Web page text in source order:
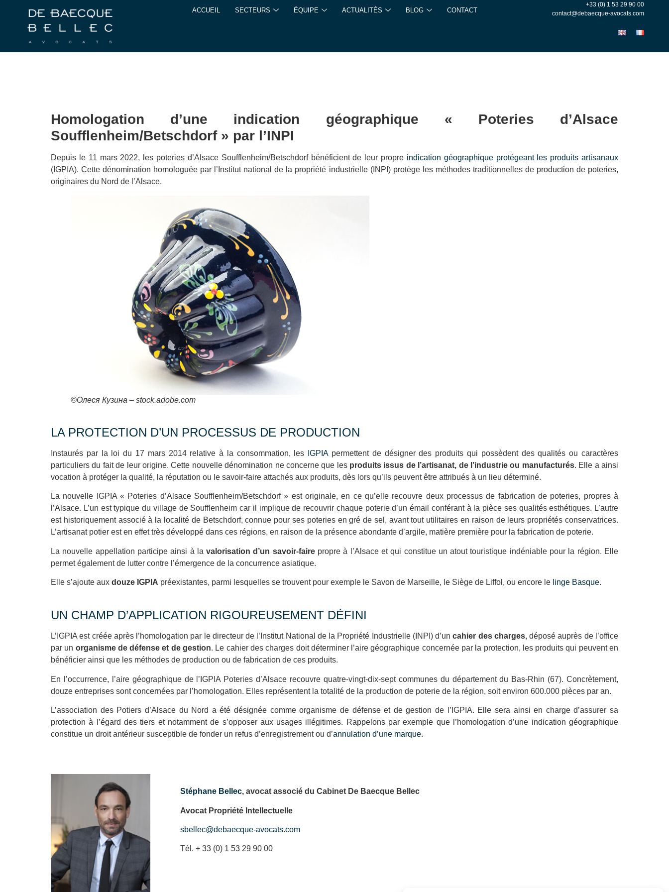
ACCUEIL SECTEURS ÉQUIPE ACTUALITÉS BLOG CONTACT
+33 (0) 1 53 29 90 00
contact@debaecque-avocats.com
Homologation d’une indication géographique « Poteries d’Alsace
Soufflenheim/Betschdorf » par l’INPI
Depuis le 11 mars 2022, les poteries d’Alsace Soufflenheim/Betschdorf bénéficient de leur propre indication géographique protégeant les produits artisanaux
(IGPIA). Cette dénomination homologuée par l’Institut national de la propriété industrielle (INPI) protège les méthodes traditionnelles de production de poteries,
originaires du Nord de l’Alsace.
©Олеся Кузина – stock.adobe.com
LA PROTECTION D’UN PROCESSUS DE PRODUCTION
Instaurés par la loi du 17 mars 2014 relative à la consommation, les IGPIApermettent de désigner des produits qui possèdent des qualités ou caractères
particuliers du fait de leur origine. Cette nouvelle dénomination ne concerne que les produits issus de l’artisanat, de l’industrie ou manufacturés. Elle a ainsi
vocation à protéger la qualité, la réputation ou le savoir-faire attachés aux produits, dès lors qu’ils peuvent être attribués à un lieu déterminé.
La nouvelle IGPIA « Poteries d’Alsace Soufflenheim/Betschdorf » est originale, en ce qu’elle recouvre deux processus de fabrication de poteries, propres à
l’Alsace. L’un est typique du village de Soufflenheim car il implique de recouvrir chaque poterie d’un émail conférant à la pièce ses qualités esthétiques. L’autre
est historiquement associé à la localité de Betschdorf, connue pour ses poteries en gré de sel, avant tout utilitaires en raison de leurs propriétés conservatrices.
L’artisanat potier est en effet très développé dans ces régions, en raison de la présence abondante d’argile, matière première pour la fabrication de poterie.
La nouvelle appellation participe ainsi à lavalorisation d’un savoir-fairepropre à l’Alsace et qui constitue un atout touristique indéniable pour la région. Elle
permet également de lutter contre l’émergence de la concurrence asiatique.
Elle s’ajoute aux douze IGPIA préexistantes, parmi lesquelles se trouvent pour exemple le Savon de Marseille, le Siège de Liffol, ou encore le linge Basque.
UN CHAMP D’APPLICATION RIGOUREUSEMENT DÉFINI
L’IGPIA est créée après l’homologation par le directeur de l’Institut National de la Propriété Industrielle (INPI) d’uncahier des charges, déposé auprès de l’office
par un organisme de défense et de gestion. Le cahier des charges doit déterminer l’aire géographique concernée par la protection, les produits qui peuvent en
bénéficier ainsi que les méthodes de production ou de fabrication de ces produits.
En l’occurrence, l’aire géographique de l’IGPIA Poteries d’Alsace recouvre quatre-vingt-dix-sept communes du département du Bas-Rhin (67). Concrètement,
douze entreprises sont concernées par l’homologation. Elles représentent la totalité de la production de poterie de la région, soit environ 600.000 pièces par an.
L’association des Potiers d’Alsace du Nord a été désignée comme organisme de défense et de gestion de l’IGPIA. Elle sera ainsi en charge d’assurer sa
protection à l’égard des tiers et notamment de s’opposer aux usages illégitimes. Rappelons par exemple que l’homologation d’une indication géographique
constitue un droit antérieur susceptible de fonder un refus d’enregistrement ou d’annulation d’une marque.
Stéphane Bellec, avocat associé du Cabinet De Baecque Bellec
Avocat Propriété Intellectuelle
sbellec@debaecque-avocats.com
Tél. + 33 (0) 1 53 29 90 00